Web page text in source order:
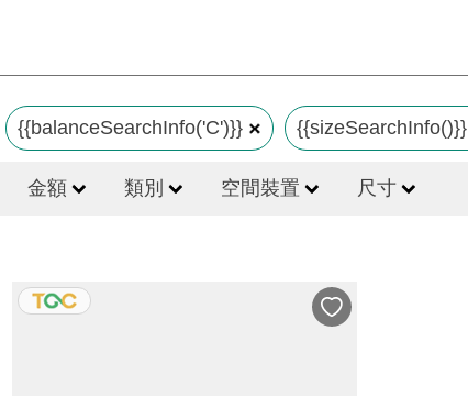
{{balanceSearchInfo('C')}} {{sizeSearchInfo()}}
金額 類別 空間裝置 尺寸